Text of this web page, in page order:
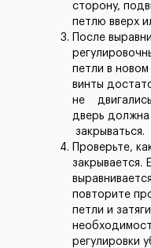
сторону,
петлю вверх
После
петли в
винты
не
дверь должна
закрываться.
Проверьте,
закрывается.
повторите
петли и
регулировки